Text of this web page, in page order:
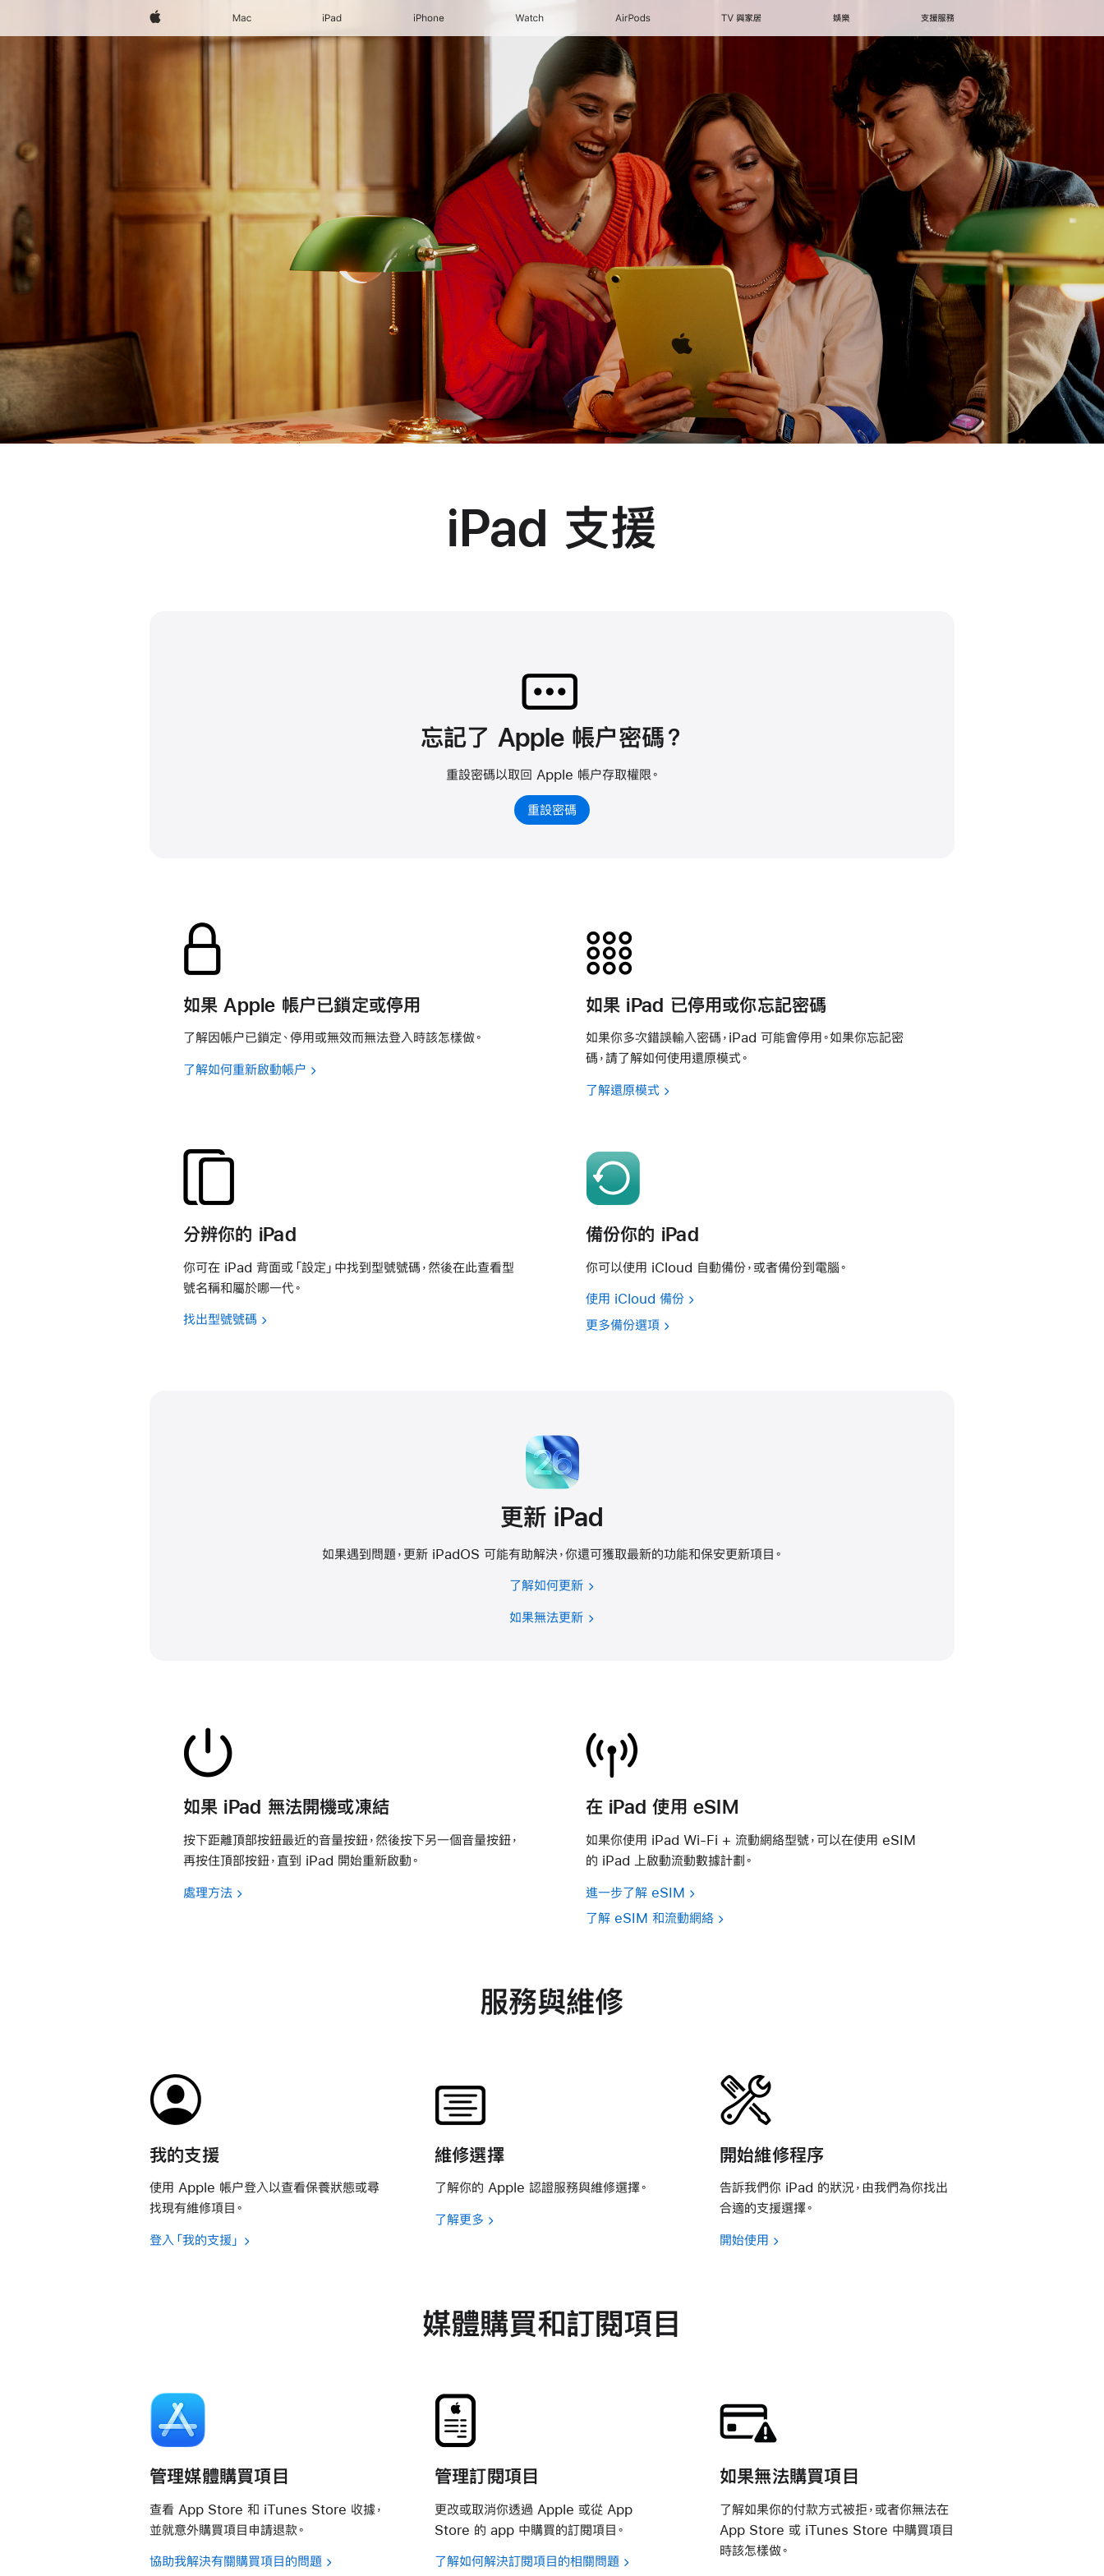
Apple Mac iPad iPhone Watch AirPods TV 與家居 娛樂 支援服務
iPad 支援
忘記了 Apple 帳户密碼？
重設密碼以取回 Apple 帳户存取權限。
重設密碼
如果 Apple 帳户已鎖定或停用
了解因帳户已鎖定、停用或無效而無法登入時該怎樣做。
了解如何重新啟動帳户
如果 iPad 已停用或你忘記密碼
如果你多次錯誤輸入密碼，iPad 可能會停用。如果你忘記密
碼，請了解如何使用還原模式。
了解還原模式
分辨你的 iPad
你可在 iPad 背面或「設定」中找到型號號碼，然後在此查看型
號名稱和屬於哪一代。
找出型號號碼
備份你的 iPad
你可以使用 iCloud 自動備份，或者備份到電腦。
使用 iCloud 備份
更多備份選項
更新 iPad
如果遇到問題，更新 iPadOS 可能有助解決，你還可獲取最新的功能和保安更新項目。
了解如何更新
如果無法更新
如果 iPad 無法開機或凍結
按下距離頂部按鈕最近的音量按鈕，然後按下另一個音量按鈕，
再按住頂部按鈕，直到 iPad 開始重新啟動。
處理方法
在 iPad 使用 eSIM
如果你使用 iPad Wi-Fi + 流動網絡型號，可以在使用 eSIM
的 iPad 上啟動流動數據計劃。
進一步了解 eSIM
了解 eSIM 和流動網絡
服務與維修
我的支援
使用 Apple 帳户登入以查看保養狀態或尋
找現有維修項目。
登入「我的支援」
維修選擇
了解你的 Apple 認證服務與維修選擇。
了解更多
開始維修程序
告訴我們你 iPad 的狀況，由我們為你找出
合適的支援選擇。
開始使用
媒體購買和訂閱項目
管理媒體購買項目
查看 App Store 和 iTunes Store 收據，
並就意外購買項目申請退款。
協助我解決有關購買項目的問題
管理訂閱項目
更改或取消你透過 Apple 或從 App
Store 的 app 中購買的訂閱項目。
了解如何解決訂閱項目的相關問題
如果無法購買項目
了解如果你的付款方式被拒，或者你無法在
App Store 或 iTunes Store 中購買項目
時該怎樣做。